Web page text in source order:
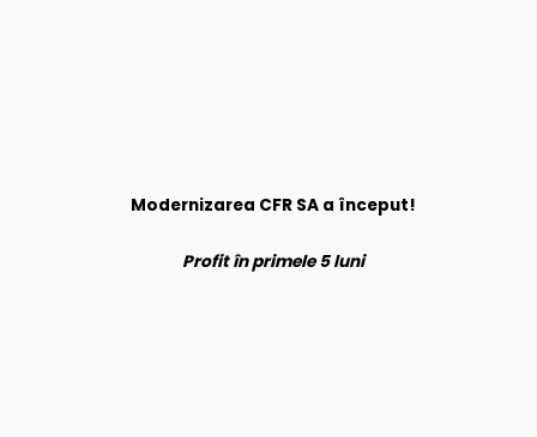
Modernizarea CFR SA a început!
Profitîn primele 5 luni